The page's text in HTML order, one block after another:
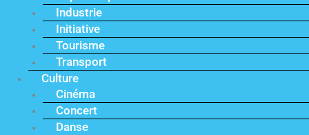
Industrie
Initiative
Tourisme
Transport
Culture
Cinéma
Concert
Danse